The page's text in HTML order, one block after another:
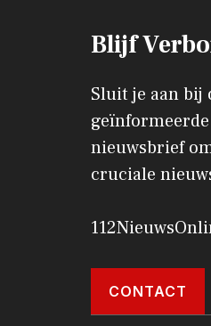
Blijf
Sluit je aan bij
nieuwsbrief
cruciale
CONTACT